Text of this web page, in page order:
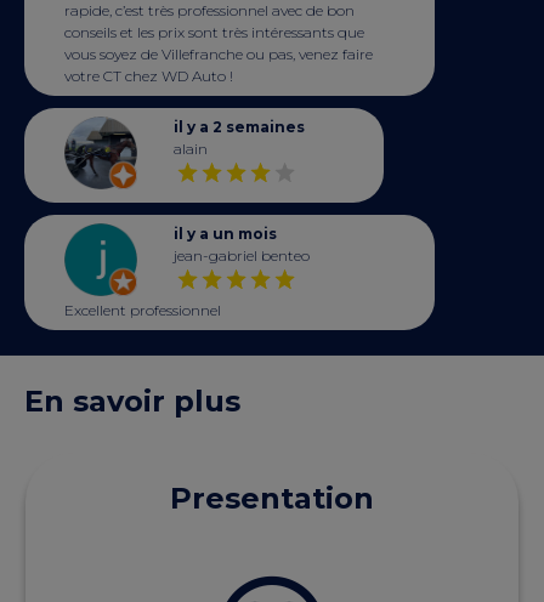
rapide, c’est très professionnel avec de bon
conseils et les prix sont très intéressants que
vous soyez de Villefranche ou pas, venez faire
votre CT chez WD Auto !
il y a 2 semaines
alain
il y a un mois
jean-gabriel benteo
Excellent professionnel
En savoir plus
Presentation